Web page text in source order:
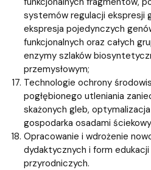
systemów regulacji ekspresji
ekspresja pojedynczych
funkcjonalnych oraz całych
enzymy szlaków
przemysłowym;
Technologie ochrony
pogłębionego utleniania
skażonych gleb,
gospodarka osadami
Opracowanie i wdrożenie
dydaktycznych i form edukacji
przyrodniczych.